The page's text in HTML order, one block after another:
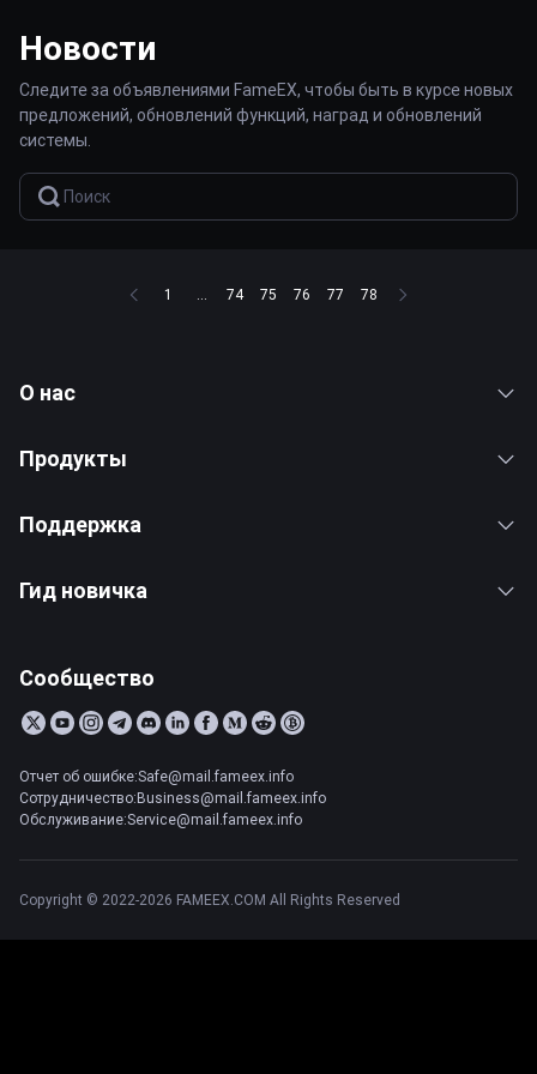
Новости
Следите за объявлениями FameEX, чтобы быть в курсе новых
предложений, обновлений функций, наград и обновлений
системы.
1 ... 74 75 76 77 78
О нас
Продукты
Поддержка
Гид новичка
Сообщество
Отчет об ошибке:Safe@mail.fameex.info
Сотрудничество:Business@mail.fameex.info
Обслуживание:Service@mail.fameex.info
Copyright © 2022-2026 FAMEEX.COM All Rights Reserved